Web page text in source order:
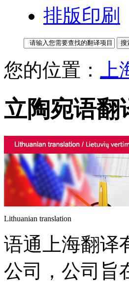
排版印刷
您的位置：
立陶宛语翻
Lithuanian translation
语通上海翻译
公司，公司旨